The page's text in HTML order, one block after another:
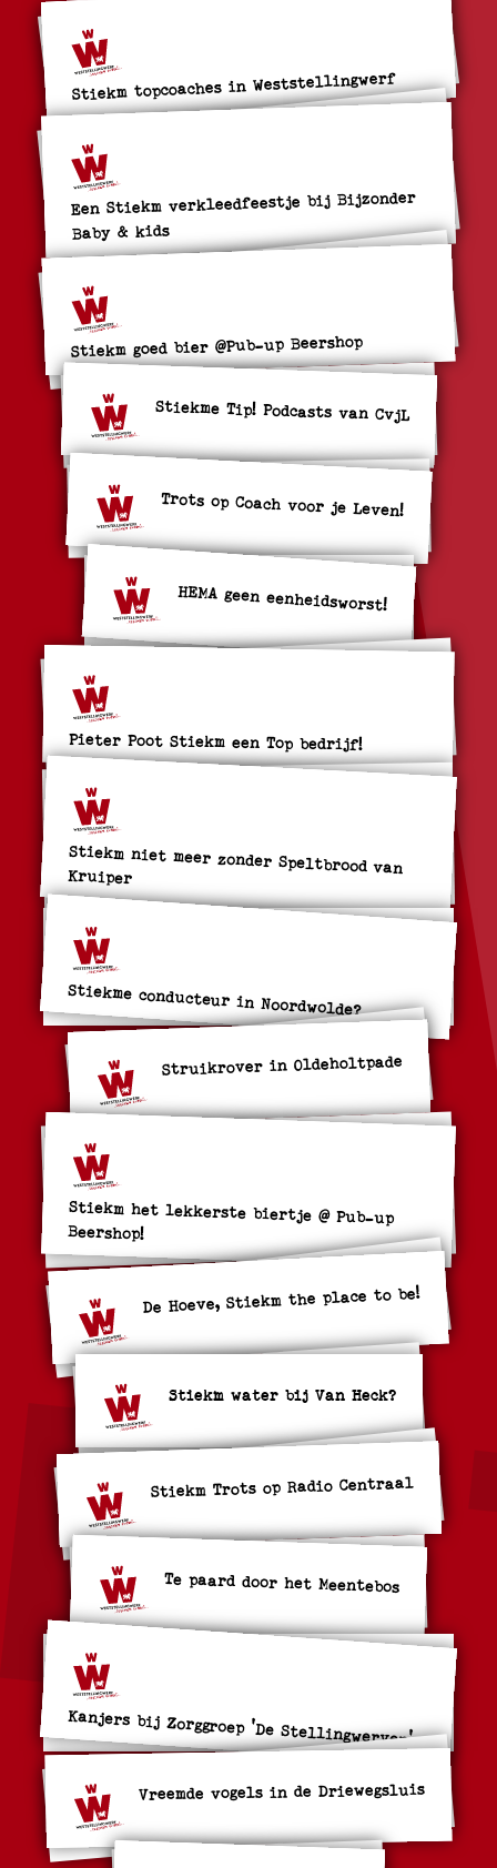
Stiekm topcoaches in Weststellingwerf
Een Stiekm verkleedfeestje bij Bijzonder
Baby & kids
Stiekm goed bier @Pub-up Beershop
Stiekme Tip! Podcasts van CvjL
Trots op Coach voor je Leven!
HEMA geen eenheidsworst!
Pieter Poot Stiekm een Top bedrijf!
Stiekm niet meer zonder Speltbrood van
Kruiper
Stiekme conducteur in Noordwolde?
Struikrover in Oldeholtpade
Stiekm het lekkerste biertje @ Pub-up
Beershop!
De Hoeve, Stiekm the place to be!
Stiekm water bij Van Heck?
Stiekm Trots op Radio Centraal
Te paard door het Meentebos
Kanjers bij Zorggroep 'De Stellingwerven'
Vreemde vogels in de Driewegsluis